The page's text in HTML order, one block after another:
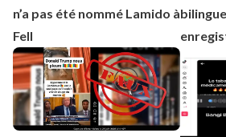
n’a pas été nommé Lamido à
Fell
BEPC